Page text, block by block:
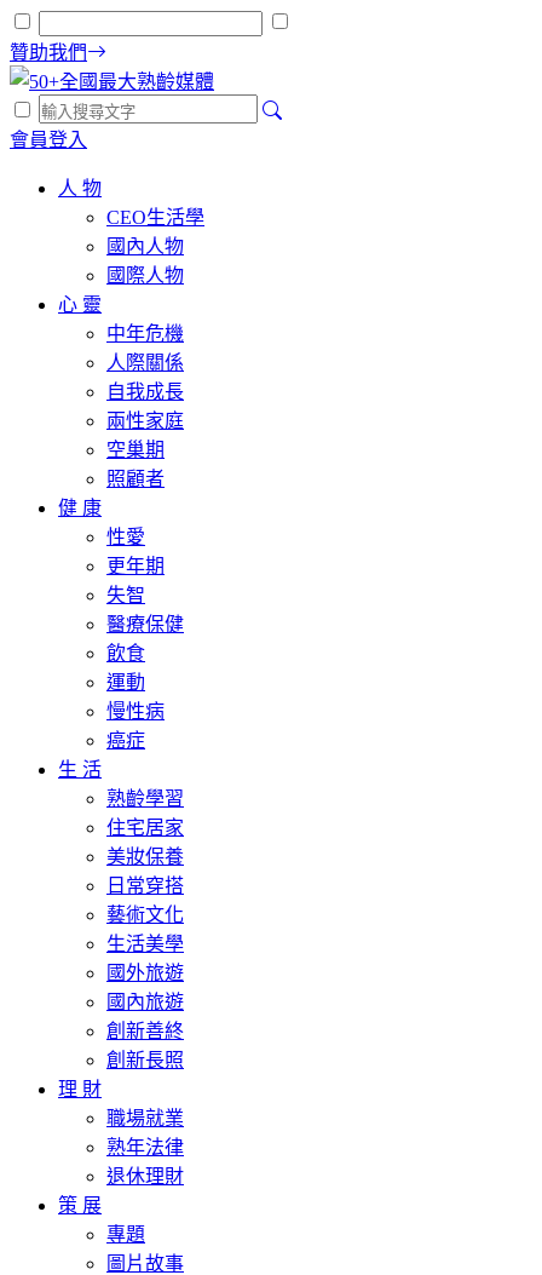
贊助我們
會員登入
人 物
CEO生活學
國內人物
國際人物
心 靈
中年危機
人際關係
自我成長
兩性家庭
空巢期
照顧者
健 康
性愛
更年期
失智
醫療保健
飲食
運動
慢性病
癌症
生 活
熟齡學習
住宅居家
美妝保養
日常穿搭
藝術文化
生活美學
國外旅遊
國內旅遊
創新善終
創新長照
理 財
職場就業
熟年法律
退休理財
策 展
專題
圖片故事